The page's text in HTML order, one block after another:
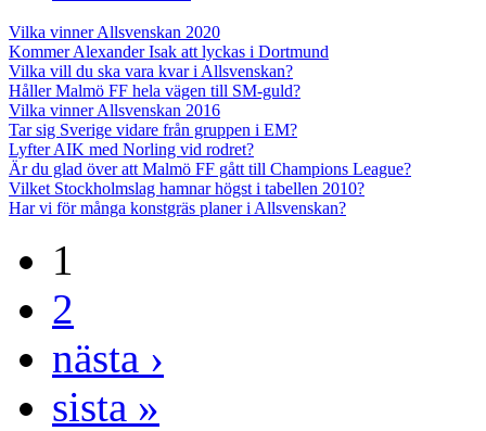
Vilka vinner Allsvenskan 2020
Kommer Alexander Isak att lyckas i Dortmund
Vilka vill du ska vara kvar i Allsvenskan?
Håller Malmö FF hela vägen till SM-guld?
Vilka vinner Allsvenskan 2016
Tar sig Sverige vidare från gruppen i EM?
Lyfter AIK med Norling vid rodret?
Är du glad över att Malmö FF gått till Champions League?
Vilket Stockholmslag hamnar högst i tabellen 2010?
Har vi för många konstgräs planer i Allsvenskan?
1
2
nästa ›
sista »